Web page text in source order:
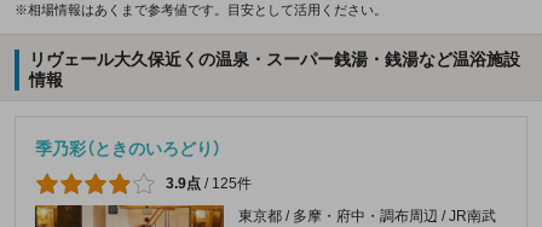
※相場情報はあくまで参考値です。目安として活用ください。
リヴェール大久保近くの温泉・スーパー銭湯・銭湯など温浴施設
情報
季乃彩（ときのいろどり）
3.9点 / 125件
東京都 / 多摩・府中・調布周辺 / JR南武